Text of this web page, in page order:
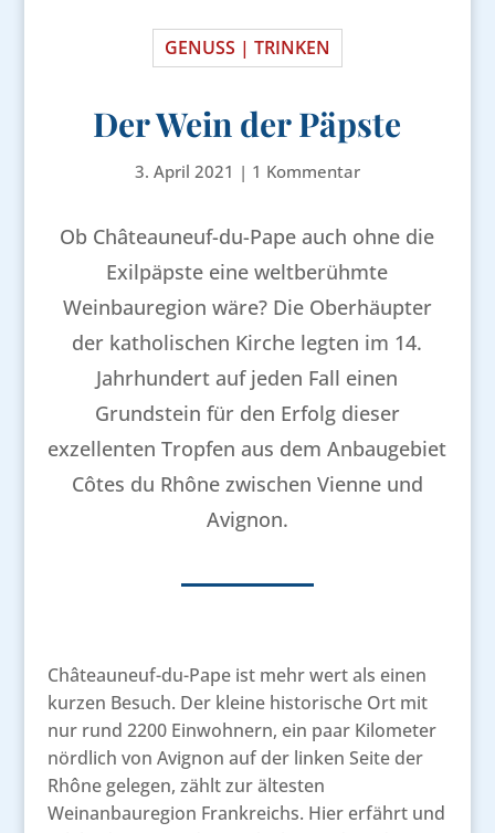
GENUSS | TRINKEN
Der Wein der Päpste
3. April 2021 | 1 Kommentar
Ob Châteauneuf-du-Pape auch ohne die
Exilpäpste eine weltberühmte
Weinbauregion wäre? Die Oberhäupter
der katholischen Kirche legten im 14.
Jahrhundert auf jeden Fall einen
Grundstein für den Erfolg dieser
exzellenten Tropfen aus dem Anbaugebiet
Côtes du Rhône zwischen Vienne und
Avignon.
Châteauneuf-du-Pape ist mehr wert als einen
kurzen Besuch. Der kleine historische Ort mit
nur rund 2200 Einwohnern, ein paar Kilometer
nördlich von Avignon auf der linken Seite der
Rhône gelegen, zählt zur ältesten
Weinanbauregion Frankreichs. Hier erfährt und